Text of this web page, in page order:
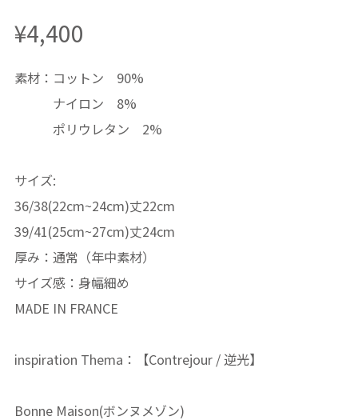
¥4,400
素材：コットン 90%
ナイロン 8%
ポリウレタン 2%
サイズ:
36/38(22cm~24cm)丈22cm
39/41(25cm~27cm)丈24cm
厚み：通常（年中素材）
サイズ感：身幅細め
MADE IN FRANCE
inspiration Thema：【Contrejour / 逆光】
Bonne Maison(ボンヌメゾン)